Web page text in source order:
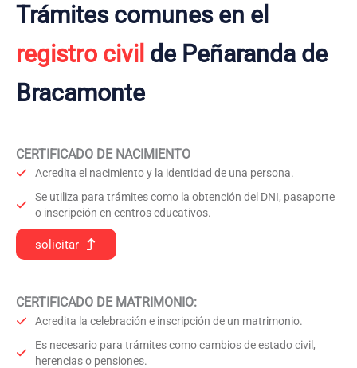
Trámites comunes en el
registro civil de Peñaranda de
Bracamonte
CERTIFICADO DE NACIMIENTO
Acredita el nacimiento y la identidad de una persona.
Se utiliza para trámites como la obtención del DNI, pasaporte
o inscripción en centros educativos.
solicitar
CERTIFICADO DE MATRIMONIO:
Acredita la celebración e inscripción de un matrimonio.
Es necesario para trámites como cambios de estado civil,
herencias o pensiones.